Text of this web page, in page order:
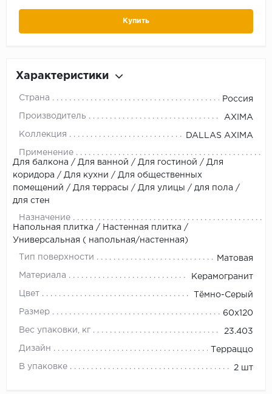
Купить
Характеристики
Страна Россия
Производитель AXIMA
Коллекция DALLAS AXIMA
Применение
Для балкона / Для ванной / Для гостиной / Для
коридора / Для кухни / Для общественных
помещений / Для террасы / Для улицы / для пола /
для стен
Назначение
Напольная плитка / Настенная плитка /
Универсальная ( напольная/настенная)
Тип поверхности Матовая
Материала Керамогранит
Цвет Тёмно-Серый
Размер 60х120
Вес упаковки, кг 23.403
Дизайн Терраццо
В упаковке 2 шт